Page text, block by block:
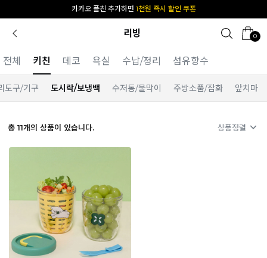
카카오 플친 추가하면 1천원 즉시 할인 쿠폰
리빙 0
전체 키친 데코 욕실 수납/정리 섬유향수
도구/기구 도시락/보냉백 수저통/물막이 주방소품/잡화 앞치마
총 11개의 상품이 있습니다. 상품정렬